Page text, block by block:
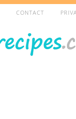
CONTACT